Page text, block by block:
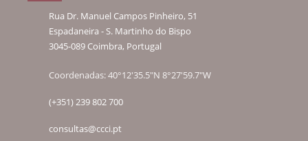
Rua Dr. Manuel Campos Pinheiro, 51
Espadaneira - S. Martinho do Bispo
3045-089 Coimbra, Portugal
Coordenadas: 40°12'35.5"N 8°27'59.7"W
(+351) 239 802 700
consultas@ccci.pt